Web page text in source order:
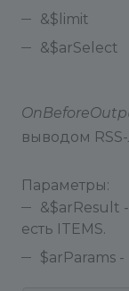
&$limit
&$arSelect
выводом
Параметры:
&$arResult
есть ITEMS.
$arParams